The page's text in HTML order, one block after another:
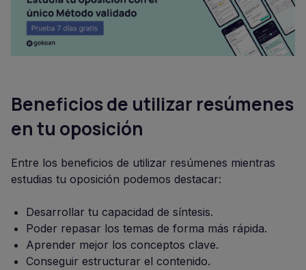
Beneficios de utilizar resúmenes
en tu oposición
Entre los beneficios de utilizar resúmenes mientras
estudias tu oposición podemos destacar:
Desarrollar tu capacidad de síntesis.
Poder repasar los temas de forma más rápida.
Aprender mejor los conceptos clave.
Conseguir estructurar el contenido.